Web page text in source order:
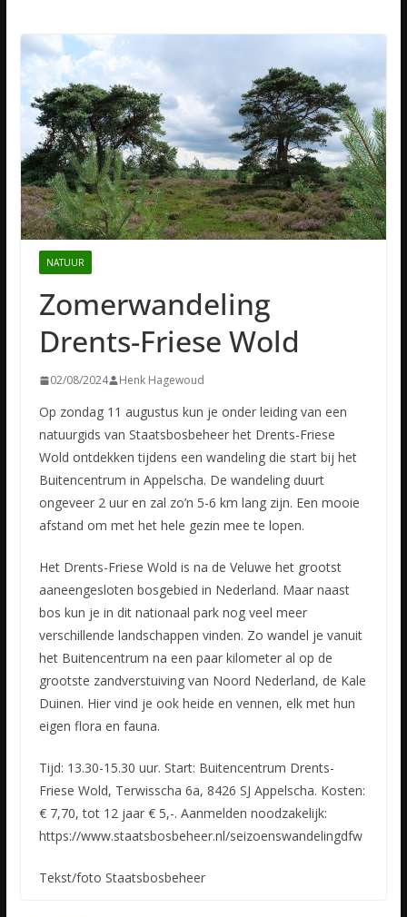
NATUUR
Zomerwandeling
Drents-Friese Wold
02/08/2024 Henk Hagewoud
Op zondag 11 augustus kun je onder leiding van een
natuurgids van Staatsbosbeheer het Drents-Friese
Wold ontdekken tijdens een wandeling die start bij het
Buitencentrum in Appelscha. De wandeling duurt
ongeveer 2 uur en zal zo’n 5-6 km lang zijn. Een mooie
afstand om met het hele gezin mee te lopen.
Het Drents-Friese Wold is na de Veluwe het grootst
aaneengesloten bosgebied in Nederland. Maar naast
bos kun je in dit nationaal park nog veel meer
verschillende landschappen vinden. Zo wandel je vanuit
het Buitencentrum na een paar kilometer al op de
grootste zandverstuiving van Noord Nederland, de Kale
Duinen. Hier vind je ook heide en vennen, elk met hun
eigen flora en fauna.
Tijd: 13.30-15.30 uur. Start: Buitencentrum Drents-
Friese Wold, Terwisscha 6a, 8426 SJ Appelscha. Kosten:
€ 7,70, tot 12 jaar € 5,-. Aanmelden noodzakelijk:
https://www.staatsbosbeheer.nl/seizoenswandelingdfw
Tekst/foto Staatsbosbeheer